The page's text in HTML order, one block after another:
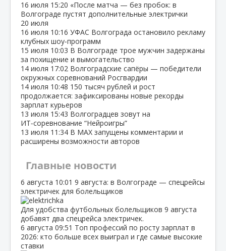
16 июля 15:20 «После матча — без пробок: в
Волгограде пустят дополнительные электрички
20 июля
16 июля 10:16 УФАС Волгограда остановило рекламу
клубных шоу‑программ
15 июля 10:03 В Волгограде трое мужчин задержаны
за похищение и вымогательство
14 июля 17:02 Волгоградские сапёры — победители
окружных соревнований Росгвардии
14 июля 10:48 150 тысяч рублей и рост
продолжается: зафиксированы новые рекорды
зарплат курьеров
13 июля 15:43 Волгоградцев зовут на
ИТ‑соревнование “Нейроигры”
13 июля 11:34 В МАХ запущены комментарии и
расширены возможности авторов
Главные новости
6 августа 10:01 9 августа: в Волгограде — спецрейсы
электричек для болельщиков
Для удобства футбольных болельщиков 9 августа
добавят два спецрейса электричек.
6 августа 09:51 Топ профессий по росту зарплат в
2026: кто больше всех выиграл и где самые высокие
ставки